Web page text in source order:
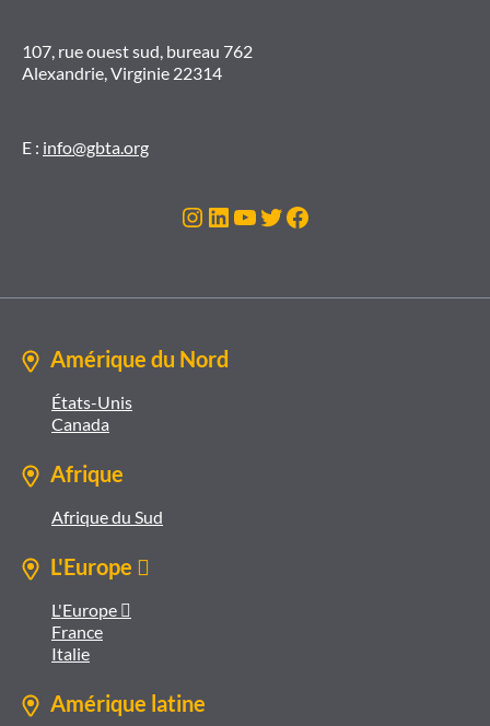
107, rue ouest sud, bureau 762
Alexandrie, Virginie 22314
E : info@gbta.org
Instagram
LinkedIn
YouTube
Twitter
Facebook
Amérique du Nord
États-Unis
Canada
Afrique
Afrique du Sud
L'Europe 
L'Europe 
France
Italie
Amérique latine